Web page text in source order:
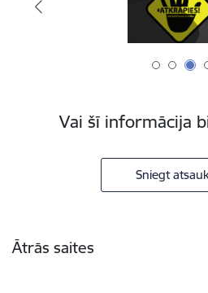
Vai šī informācija
Sniegt
Ātrās saites